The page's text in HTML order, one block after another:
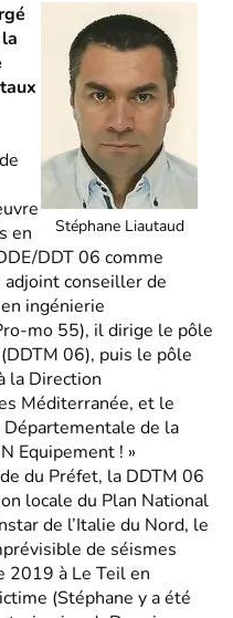
Stéphane Liautaud
en
DDT 06 comme
adjoint conseiller de
ingénierie
mo 55), il dirige le pôle
06), puis le pôle
la Direction
Méditerranée, et le
de la
Equipement ! »
du Préfet, la DDTM 06
locale du Plan National
de l’Italie du Nord, le
de séismes
2019 à Le Teil en
(Stéphane y a été